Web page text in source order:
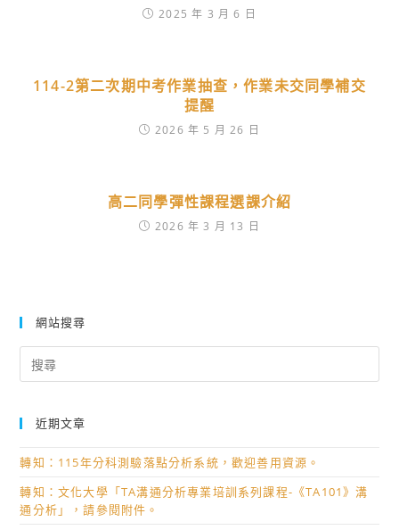
2025 年 3 月 6 日
114-2第二次期中考作業抽查，作業未交同學補交
提醒
2026 年 5 月 26 日
高二同學彈性課程選課介紹
2026 年 3 月 13 日
網站搜尋
for:
近期文章
轉知：115年分科測驗落點分析系統，歡迎善用資源。
轉知：文化大學「TA溝通分析專業培訓系列課程-《TA101》溝
通分析」，請參閱附件。